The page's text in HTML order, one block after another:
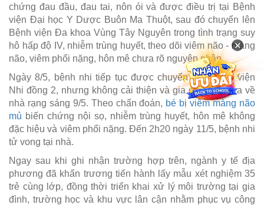
chứng đau đầu, đau tai, nôn ói và được điều trị tại Bệnh
viện Đại học Y Dược Buôn Ma Thuột, sau đó chuyển lên
Bệnh viện Đa khoa Vùng Tây Nguyên trong tình trạng suy
hô hấp độ IV, nhiễm trùng huyết, theo dõi viêm não - màng
não, viêm phổi nặng, hôn mê chưa rõ nguyên nhân.
Ngày 8/5, bệnh nhi tiếp tục được chuyển đến Bệnh viện
Nhi đồng 2, nhưng không cải thiện và gia đình xin đưa về
nhà rạng sáng 9/5. Theo chẩn đoán, bé bị viêm màng não
mủ biến chứng nội sọ, nhiễm trùng huyết, hôn mê không
đặc hiệu và viêm phổi nặng. Đến 2h20 ngày 11/5, bệnh nhi
tử vong tại nhà.
Ngay sau khi ghi nhận trường hợp trên, ngành y tế địa
phương đã khẩn trương tiến hành lấy mẫu xét nghiệm 35
trẻ cùng lớp, đồng thời triển khai xử lý môi trường tại gia
đình, trường học và khu vực lân cận nhằm phục vụ công
×